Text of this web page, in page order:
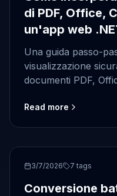
di PDF, Office,
un'app web
Una guida passo-
visualizzazione
documenti PDF,
Read more
PDF
3/7/2026 7 tags
Conversione